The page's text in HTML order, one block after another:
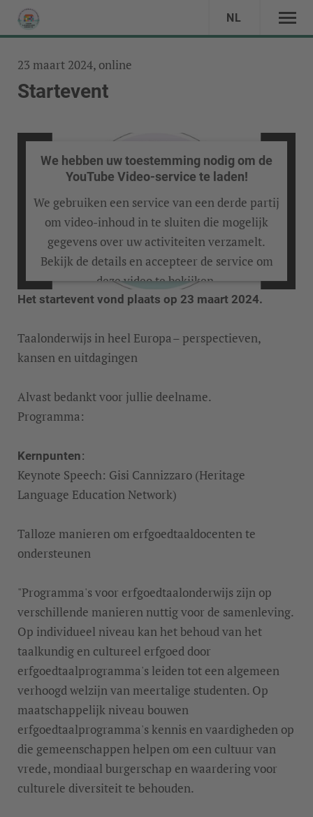
NL
23 maart 2024, online
Startevent
We hebben uw toestemming nodig om de
YouTube Video-service te laden!
We gebruiken een service van een derde partij
om video-inhoud in te sluiten die mogelijk
gegevens over uw activiteiten verzamelt.
Bekijk de details en accepteer de service om
deze video te bekijken.
ACCEPTEREN
Het startevent vond plaats op 23 maart 2024.
Taalonderwijs in heel Europa – perspectieven,
kansen en uitdagingen
Alvast bedankt voor jullie deelname.
Programma:
Kernpunten:
Keynote Speech: Gisi Cannizzaro (Heritage
Language Education Network)
Talloze manieren om erfgoedtaaldocenten te
ondersteunen
"Programma's voor erfgoedtaalonderwijs zijn op
verschillende manieren nuttig voor de samenleving.
Op individueel niveau kan het behoud van het
taalkundig en cultureel erfgoed door
erfgoedtaalprogramma's leiden tot een algemeen
verhoogd welzijn van meertalige studenten. Op
maatschappelijk niveau bouwen
erfgoedtaalprogramma's kennis en vaardigheden op
die gemeenschappen helpen om een cultuur van
vrede, mondiaal burgerschap en waardering voor
culturele diversiteit te behouden.